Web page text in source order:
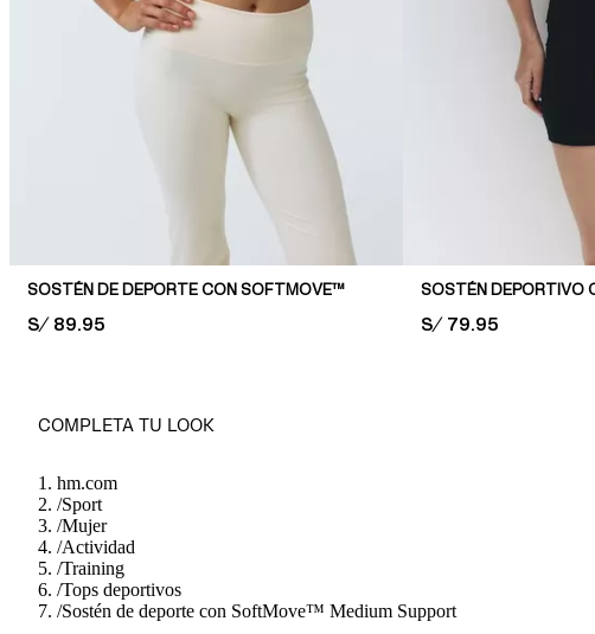
SOSTÉN DE DEPORTE CON SOFTMOVE™
PRICE:
S/ 89.95 PRICE:
S/ 79.95
COMPLETA TU LOOK
hm.com
/Sport
/Mujer
/Actividad
/Training
/Tops deportivos
/Sostén de deporte con SoftMove™ Medium Support